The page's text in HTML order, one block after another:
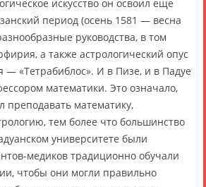
искусство он освоил еще
период (осень 1581 — весна
руководства, в том
а также астрологический опус
— «Тетрабиблос». И в Пизе, и в Падуе
математики. Это означало,
преподавать математику,
тем более что большинство
университете были
медиков традиционно обучали
чтобы они могли правильно